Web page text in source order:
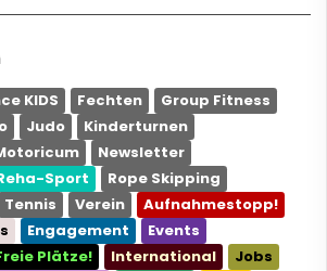
KIDS Fechten
Group Fitness
Judo
Kinderturnen
Newsletter
Sport
Rope Skipping
Tennis Verein
Aufnahmestopp!
Engagement
Events
Plätze! International
Jobs